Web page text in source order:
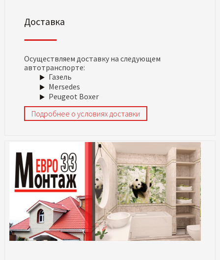
Доставка
Осуществляем доставку на следующем
автотранспорте:
Газель
Mersedes
Peugeot Boxer
Подробнее о условиях доставки